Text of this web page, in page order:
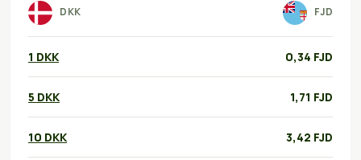
DKK FJD
1 DKK 0,34 FJD
5 DKK 1,71 FJD
10 DKK 3,42 FJD